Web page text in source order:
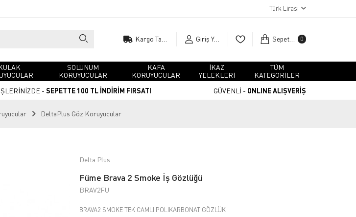
Türk Lirası
Giriş Yap Sepetim 0
SOLUNUM
KORUYUCULAR
KAFA
KORUYUCULAR
İKAZ
YELEKLERİ
TÜM
KATEGORİLER
- SEPETTE 100 TL İNDİRİM FIRSATI GÜVENLİ - ONLINE ALIŞVERİŞ
DeltaPlus Göz Koruyucular
Delta Plus
Füme Brava 2 Smoke İş Gözlüğü
BRAV2FU
BRAVA2 SMOKE TEK CAMLI POLIKARBONAT GÖZLÜK